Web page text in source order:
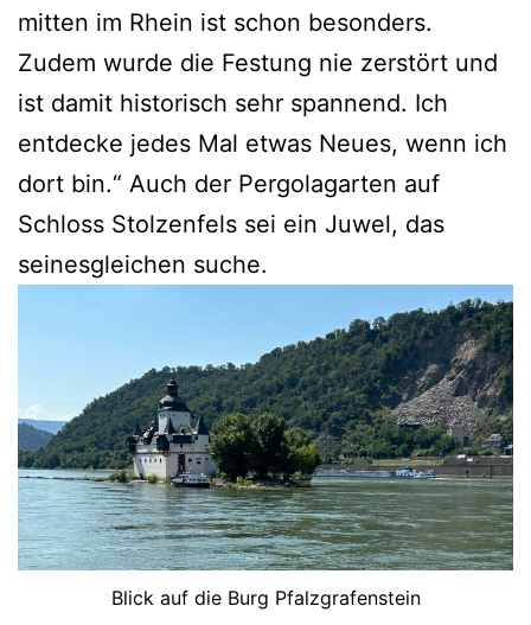
mitten im Rhein ist schon besonders.
Zudem wurde die Festung nie zerstört und
ist damit historisch sehr spannend. Ich
entdecke jedes Mal etwas Neues, wenn ich
dort bin.“ Auch der Pergolagarten auf
Schloss Stolzenfels sei ein Juwel, das
seinesgleichen suche.
Blick auf die Burg Pfalzgrafenstein